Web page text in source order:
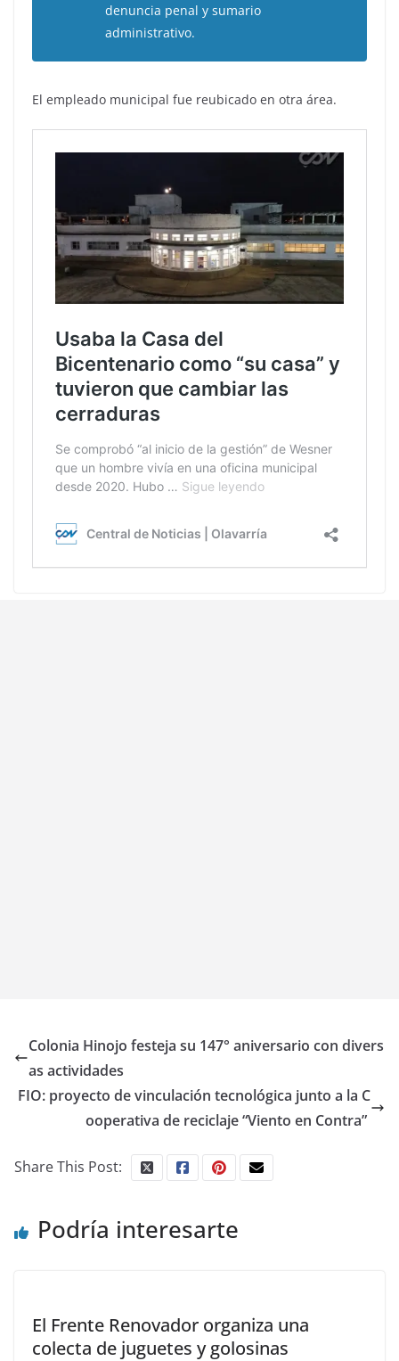
denuncia penal y sumario
administrativo.
El empleado municipal fue reubicado en otra área.
Colonia Hinojo festeja su 147° aniversario con divers
as actividades
FIO: proyecto de vinculación tecnológica junto a la C
ooperativa de reciclaje “Viento en Contra”
Share This Post:
Podría interesarte
El Frente Renovador organiza una
colecta de juguetes y golosinas